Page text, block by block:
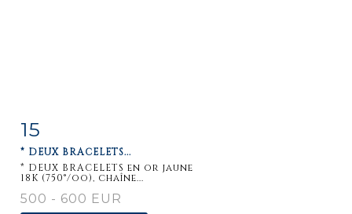
détaillée
15
* DEUX BRACELETS...
* DEUX BRACELETS en or jaune
18K (750°/oo), chaîne...
500 - 600 EUR